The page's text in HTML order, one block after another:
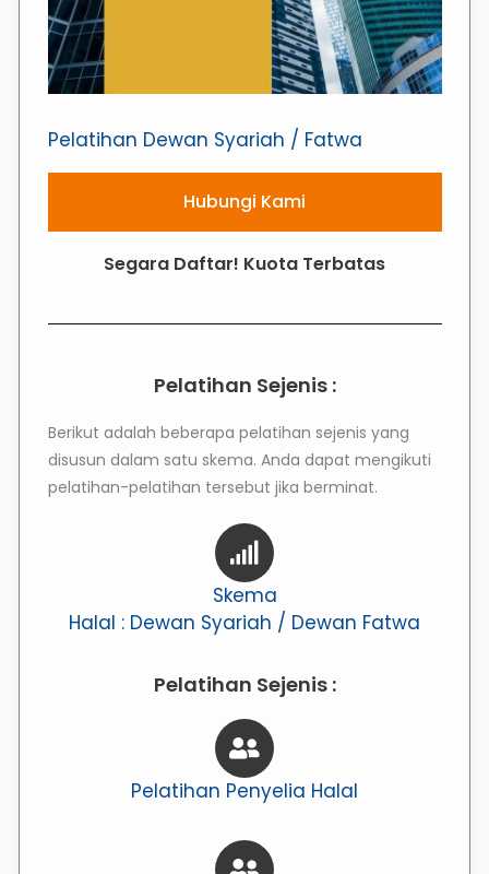
Pelatihan Dewan Syariah / Fatwa
Hubungi Kami
Segara Daftar! Kuota Terbatas
Pelatihan Sejenis :
Berikut adalah beberapa pelatihan sejenis yang
disusun dalam satu skema. Anda dapat mengikuti
pelatihan-pelatihan tersebut jika berminat.
Skema
Halal : Dewan Syariah / Dewan Fatwa
Pelatihan Sejenis :
Pelatihan Penyelia Halal